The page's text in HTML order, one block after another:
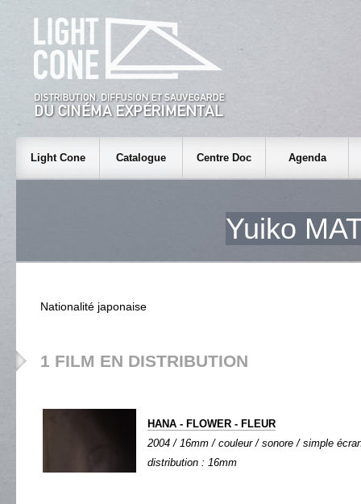
Light Cone Catalogue Centre Doc Agenda
Yuiko
Nationalité japonaise
1 FILM EN DISTRIBUTION
HANA - FLOWER - FLEUR
2004 / 16mm / couleur / sonore / simple
distribution : 16mm